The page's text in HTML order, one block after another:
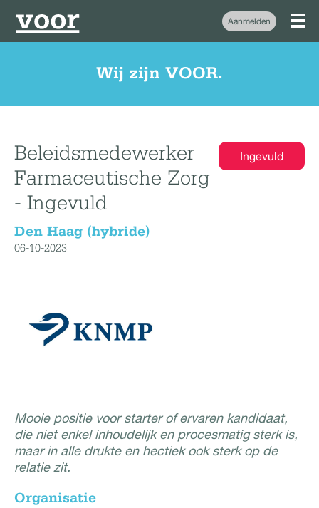
Aanmelden
Wij zijn VOOR.
Ingevuld
Beleidsmedewerker
Farmaceutische Zorg
- Ingevuld
Den Haag (hybride)
06-10-2023
Mooie positie voor starter of ervaren kandidaat,
die niet enkel inhoudelijk en procesmatig sterk is,
maar in alle drukte en hectiek ook sterk op de
relatie zit.
Organisatie